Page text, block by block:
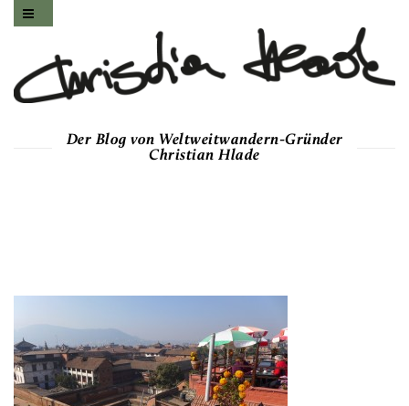
Der Blog von Weltweitwandern-Gründer
Christian Hlade